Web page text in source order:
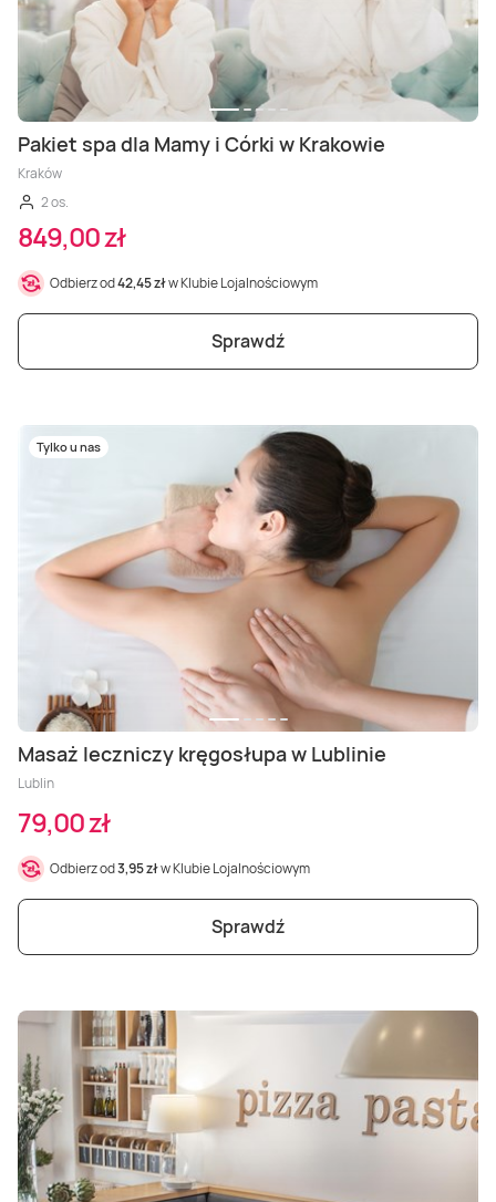
Pakiet spa dla Mamy i Córki w Krakowie
Kraków
2 os.
849,00 zł
Odbierz od42,45 złw Klubie Lojalnościowym
Sprawdź
Tylko u nas
Masaż leczniczy kręgosłupa w Lublinie
Lublin
79,00 zł
Odbierz od3,95 złw Klubie Lojalnościowym
Sprawdź